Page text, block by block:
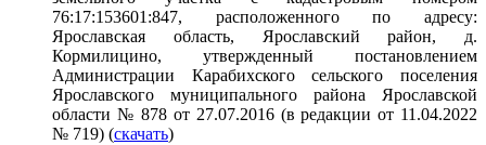
76:17:153601:847, расположенного по адресу:
Ярославская область, Ярославский район, д.
Кормилицино, утвержденный постановлением
Администрации Карабихского сельского поселения
Ярославского муниципального района Ярославской
области № 878 от 27.07.2016 (в редакции от 11.04.2022
№ 719) (скачать)